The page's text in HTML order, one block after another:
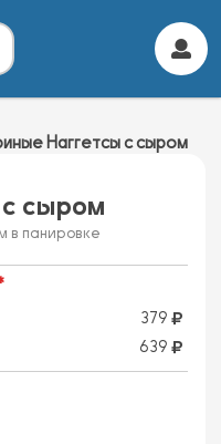
Наггетсы с сыром
сыром
в панировке
379
639